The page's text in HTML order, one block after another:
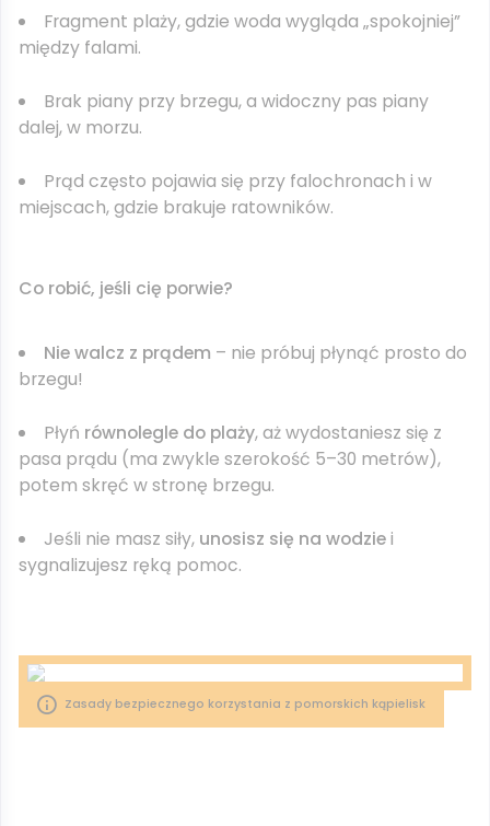
Fragment plaży, gdzie woda wygląda „spokojniej”
między falami.
Brak piany przy brzegu, a widoczny pas piany
dalej, w morzu.
Prąd często pojawia się przy falochronach i w
miejscach, gdzie brakuje ratowników.
Co robić, jeśli cię porwie?
Nie walcz z prądem – nie próbuj płynąć prosto do
brzegu!
Płyń równolegle do plaży, aż wydostaniesz się z
pasa prądu (ma zwykle szerokość 5–30 metrów),
potem skręć w stronę brzegu.
Jeśli nie masz siły, unosisz się na wodziei
sygnalizujesz ręką pomoc.
Zasady bezpiecznego korzystania z pomorskich kąpielisk